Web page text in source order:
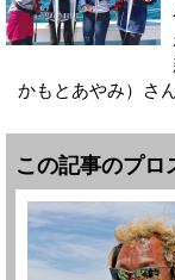
かもとあやみ）さ
この記事のプロ